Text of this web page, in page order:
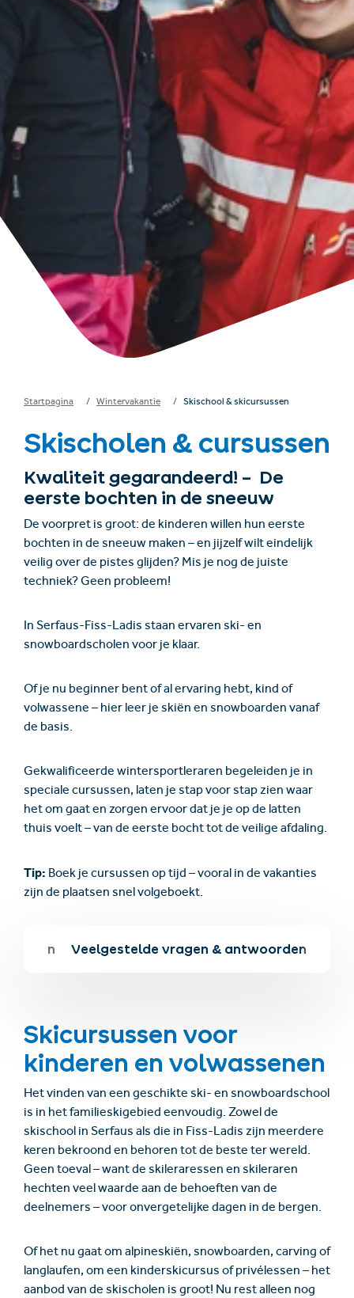
Accommodatie
Ticket- &
cadeaushop
Nederlands
info@serfaus-fiss-ladis.at
Startpagina Wintervakantie Skischool & skicursussen
Skischolen & cursussen
Kwaliteit gegarandeerd! – De
eerste bochten in de sneeuw
De voorpret is groot: de kinderen willen hun eerste
bochten in de sneeuw maken – en jijzelf wilt eindelijk
veilig over de pistes glijden? Mis je nog de juiste
techniek? Geen probleem!
In Serfaus-Fiss-Ladis staan ervaren ski- en
snowboardscholen voor je klaar.
Of je nu beginner bent of al ervaring hebt, kind of
volwassene – hier leer je skiën en snowboarden vanaf
de basis.
Gekwalificeerde wintersportleraren begeleiden je in
speciale cursussen, laten je stap voor stap zien waar
het om gaat en zorgen ervoor dat je je op de latten
thuis voelt – van de eerste bocht tot de veilige afdaling.
Tip: Boek je cursussen op tijd – vooral in de vakanties
zijn de plaatsen snel volgeboekt.
Veelgestelde vragen & antwoorden
Skicursussen voor
kinderen en volwassenen
Het vinden van een geschikte ski- en snowboardschool
is in het familieskigebied eenvoudig. Zowel de
skischool in Serfaus als die in Fiss-Ladis zijn meerdere
keren bekroond en behoren tot de beste ter wereld.
Geen toeval – want de skileraressen en skileraren
hechten veel waarde aan de behoeften van de
deelnemers – voor onvergetelijke dagen in de bergen.
Of het nu gaat om alpineskiën, snowboarden, carving of
langlaufen, om een kinderskicursus of privélessen – het
aanbod van de skischolen is groot! Nu rest alleen nog